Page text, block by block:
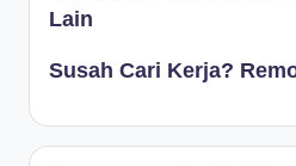
Lain
Susah Cari Kerja?